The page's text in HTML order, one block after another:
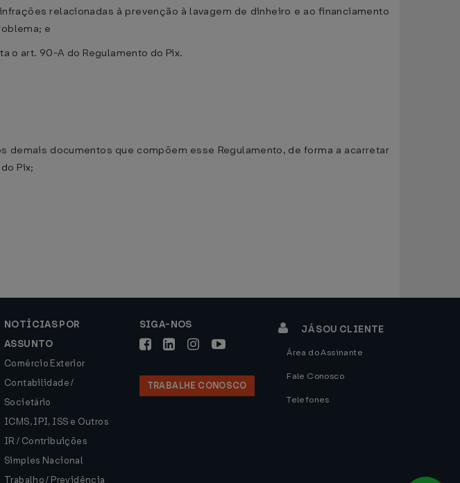
relacionadas à prevenção à lavagem de dinheiro e ao financiamento
e
o art. 90-A do Regulamento do Pix.
documentos que compõem esse Regulamento, de forma a acarretar
Pix;
NOTÍCIAS POR
ASSUNTO
Comércio Exterior
Contabilidade /
Societário
ICMS, IPI, ISS e Outros
IR / Contribuições
Simples Nacional
Trabalho / Previdência
SIGA-NOS
TRABALHE CONOSCO
JÁ SOU CLIENTE
Área do Assinante
Fale Conosco
Telefones